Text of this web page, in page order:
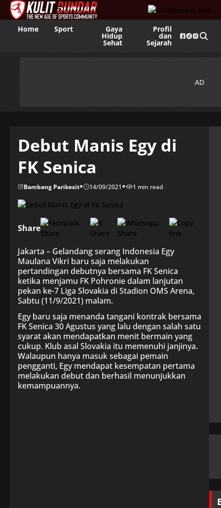
Home Sport Gaya
Hidup
Sehat
Profil
dan
Sejarah
Debut Manis Egy di
FK Senica
Bambang Parikesit• 14/09/2021• 1 min read
Share
Jakarta – Gelandang serang Indonesia Egy
Maulana Vikri baru saja melakukan
pertandingan debutnya bersama FK Senica
ketika menjamu FK Pohronie dalam lanjutan
pekan ke-7 Liga Slovakia di Stadion OMS Arena,
Sabtu (11/9/2021) malam.
Egy baru saja menanda tangani kontrak bersama
FK Senica 30 Agustus yang lalu dengan salah satu
syarat akan mendapatkan menit bermain yang
cukup. Klub asal Slovakia itu memenuhi janjinya.
Walaupun hanya masuk sebagai pemain
pengganti, Egy mendapat kesempatan pertama
melakukan debut dan berhasil menunjukkan
kemampuannya.